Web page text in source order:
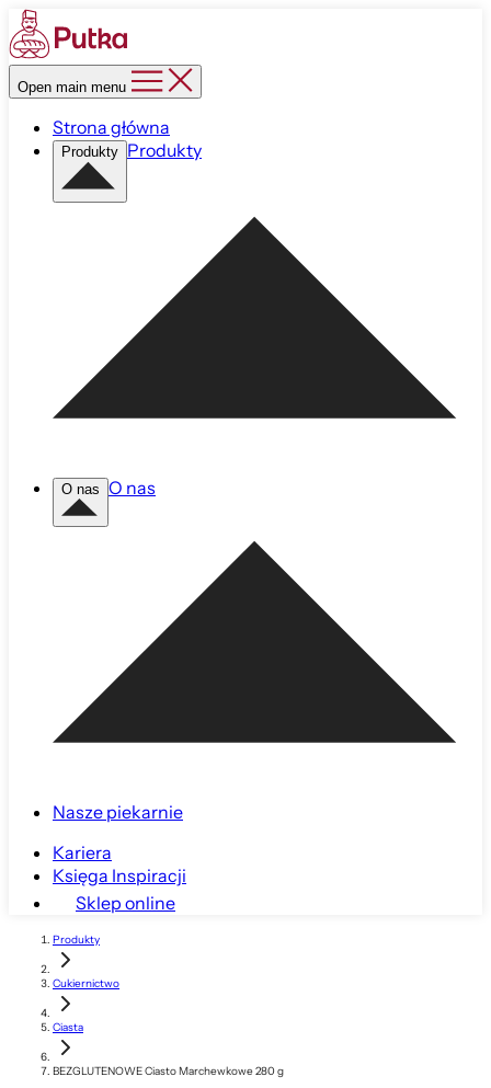
Open main menu
Strona główna
Produkty Produkty
O nas O nas
Nasze piekarnie
Kariera
Księga Inspiracji
Sklep online
Produkty
Cukiernictwo
Ciasta
BEZGLUTENOWE Ciasto Marchewkowe 280 g